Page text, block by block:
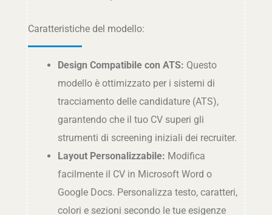
Caratteristiche del modello:
Design Compatibile con ATS: Questo
modello è ottimizzato per i sistemi di
tracciamento delle candidature (ATS),
garantendo che il tuo CV superi gli
strumenti di screening iniziali dei recruiter.
Layout Personalizzabile: Modifica
facilmente il CV in Microsoft Word o
Google Docs. Personalizza testo, caratteri,
colori e sezioni secondo le tue esigenze